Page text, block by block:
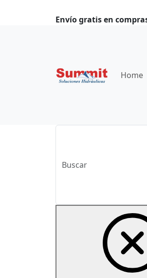
Envío gratis en
Home